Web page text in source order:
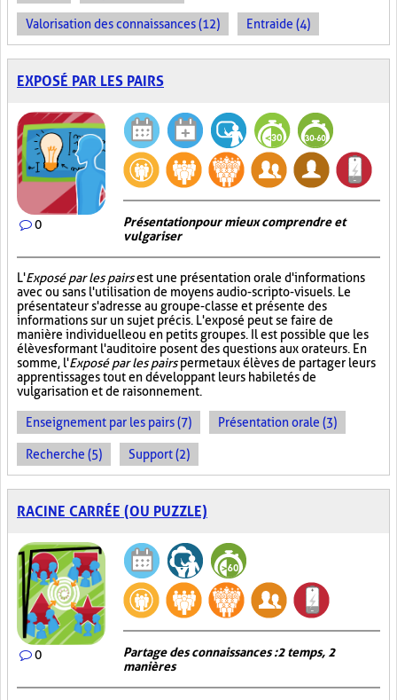
Valorisation des connaissances (12) Entraide (4)
EXPOSÉ PAR LES PAIRS
0
Présentation pour mieux comprendre et
vulgariser
L'Exposé par les pairsest une présentation orale d'informations
avec ou sans l'utilisation de moyens audio-scripto-visuels. Le
présentateur s'adresse au groupe-classe et présente des
informations sur un sujet précis. L'exposé peut se faire de
manière individuelle ou en petits groupes. Il est possible que les
élèves formant l'auditoire posent des questions aux orateurs. En
somme, l'Exposé par les pairspermet aux élèves de partager leurs
apprentissages tout en développant leurs habiletés de
vulgarisation et de raisonnement.
Enseignement par les pairs (7) Présentation orale (3)
Recherche (5) Support (2)
RACINE CARRÉE (OU PUZZLE)
0
Partage des connaissances : 2 temps, 2
manières